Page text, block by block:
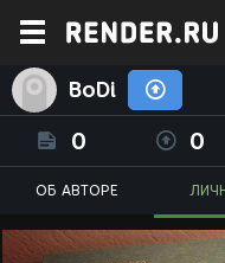
BoDi
0 0
ОБ АВТОРЕ